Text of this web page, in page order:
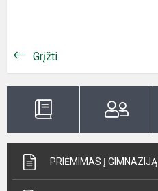
Grįžti
PRIĖMIMAS Į GIMNAZIJĄ